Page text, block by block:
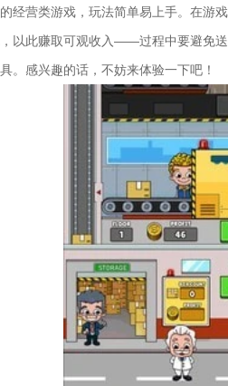
经营类游戏，玩法简单易上手。在游
以此赚取可观收入——过程中要避免
。感兴趣的话，不妨来体验一下吧！